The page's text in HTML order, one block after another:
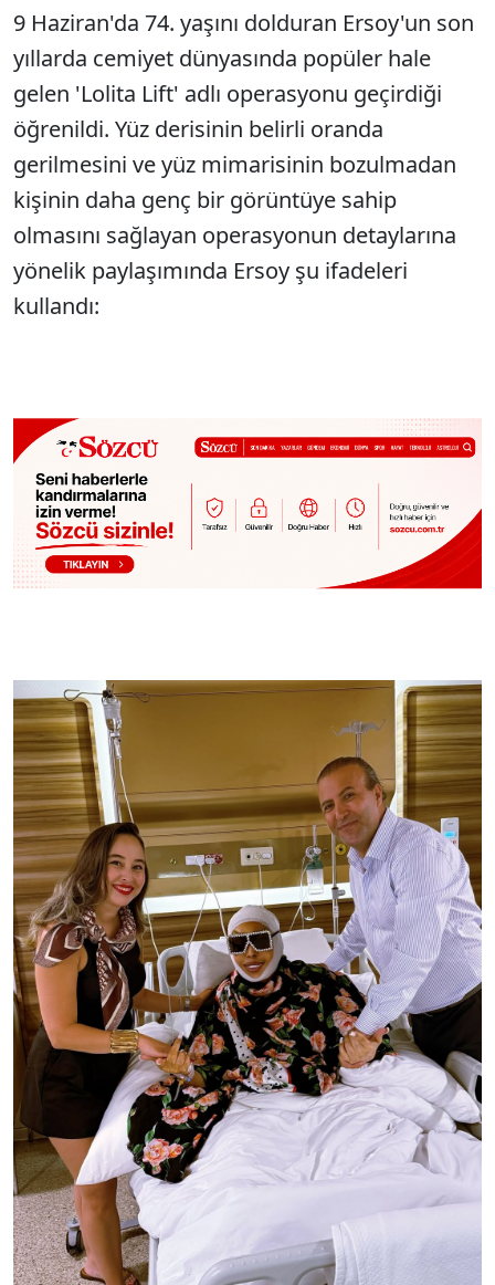
9 Haziran'da 74. yaşını dolduran Ersoy'un son
yıllarda cemiyet dünyasında popüler hale
gelen 'Lolita Lift' adlı operasyonu geçirdiği
öğrenildi. Yüz derisinin belirli oranda
gerilmesini ve yüz mimarisinin bozulmadan
kişinin daha genç bir görüntüye sahip
olmasını sağlayan operasyonun detaylarına
yönelik paylaşımında Ersoy şu ifadeleri
kullandı: